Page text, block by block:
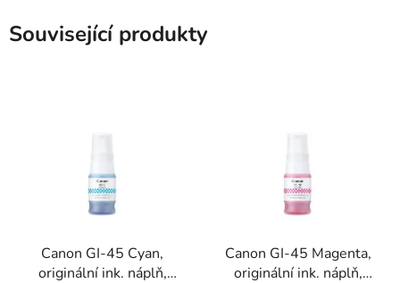
Související produkty
Canon GI-45 Cyan,
originální ink. náplň,
Canon GI-45 Magenta,
originální ink. náplň,